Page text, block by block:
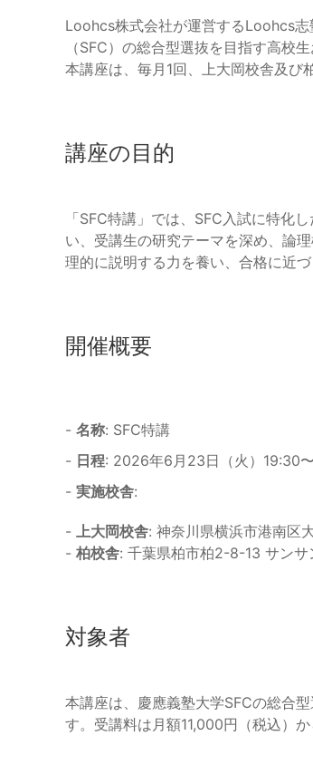
Loohcs株式会社が運営するLoohcs
（SFC）の総合型選抜を目指す高校
本講座は、毎月1回、上大岡校舎及び
講座の目的
「SFC特講」では、SFC入試に特化
い、受講生の研究テーマを深め、論
理的に説明する力を養い、合格に近づ
開催概要
- 名称: SFC特講
- 日程: 2026年6月23日（火）19:30
- 実施校舎:
- 上大岡校舎: 神奈川県横浜市港南区
- 柏校舎: 千葉県柏市柏2-8-13 サンサ
対象者
本講座は、慶應義塾大学SFCの総合
す。受講料は月額11,000円（税込）